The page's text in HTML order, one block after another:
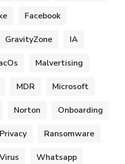
Facebook
GravityZone IA
Malvertising
MDR Microsoft
Norton Onboarding
Privacy Ransomware
Virus Whatsapp